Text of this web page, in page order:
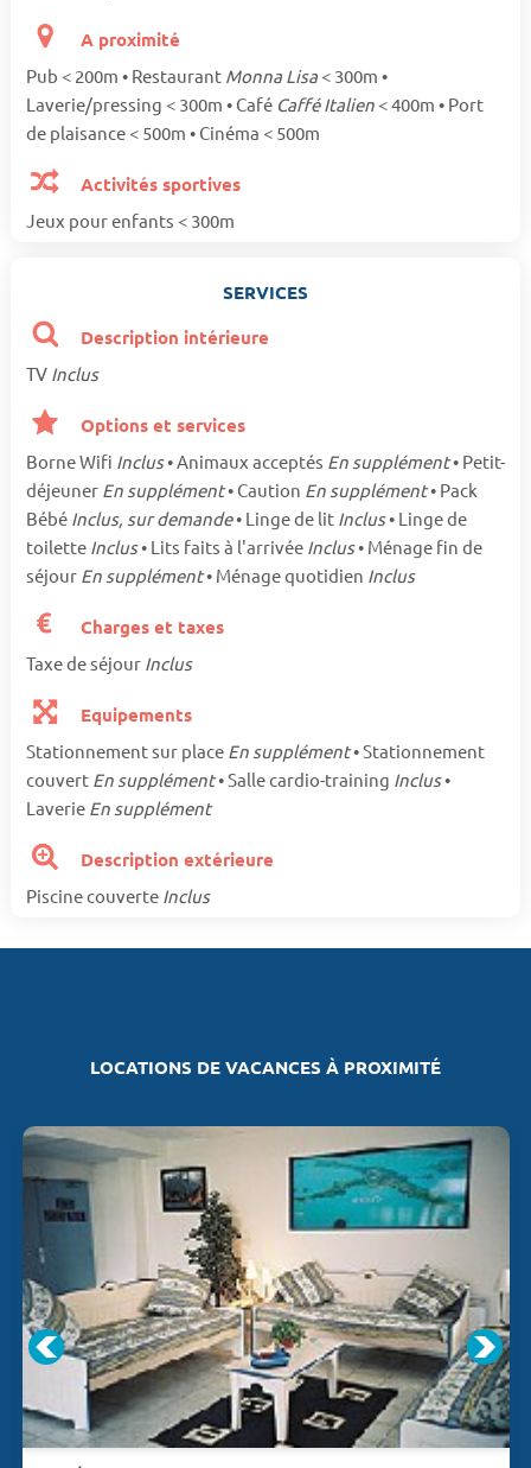
A proximité
Pub < 200m • Restaurant Monna Lisa < 300m •
Laverie/pressing < 300m • Café Caffé Italien < 400m • Port
de plaisance < 500m • Cinéma < 500m
Activités sportives
Jeux pour enfants < 300m
SERVICES
Description intérieure
TV Inclus
Options et services
Borne Wifi Inclus• Animaux acceptés En supplément• Petit-
déjeuner En supplément• Caution En supplément• Pack
Bébé Inclus, sur demande• Linge de lit Inclus• Linge de
toilette Inclus• Lits faits à l'arrivée Inclus• Ménage fin de
séjour En supplément• Ménage quotidien Inclus
Charges et taxes
Taxe de séjour Inclus
Equipements
Stationnement sur place En supplément• Stationnement
couvert En supplément• Salle cardio-training Inclus•
Laverie En supplément
Description extérieure
Piscine couverte Inclus
LOCATIONS DE VACANCES À PROXIMITÉ